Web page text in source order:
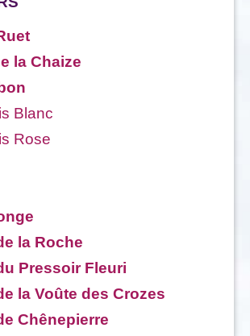
la Chaize
Blanc
Rose
la Roche
Pressoir Fleuri
la Voûte des Crozes
Chênepierre